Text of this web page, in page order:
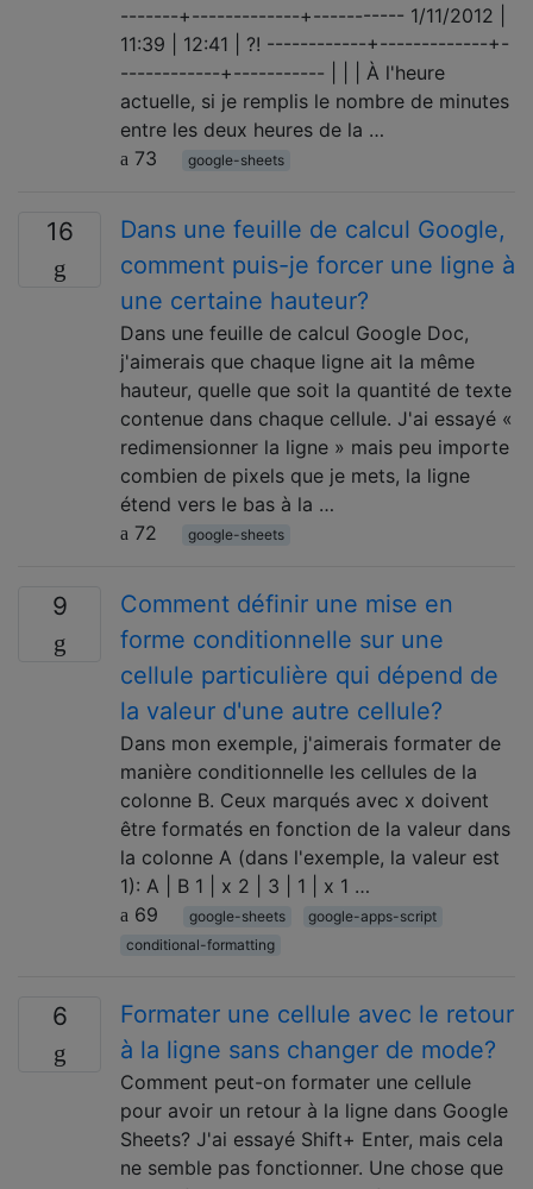
-------+-------------+----------- 1/11/2012 |
11:39 | 12:41 | ?! ------------+-------------+-
------------+----------- | | | À l'heure
actuelle, si je remplis le nombre de minutes
entre les deux heures de la …
73
google-sheets
16
Dans une feuille de calcul Google,
comment puis-je forcer une ligne à
une certaine hauteur?
Dans une feuille de calcul Google Doc,
j'aimerais que chaque ligne ait la même
hauteur, quelle que soit la quantité de texte
contenue dans chaque cellule. J'ai essayé «
redimensionner la ligne » mais peu importe
combien de pixels que je mets, la ligne
étend vers le bas à la …
72
google-sheets
9
Comment définir une mise en
forme conditionnelle sur une
cellule particulière qui dépend de
la valeur d'une autre cellule?
Dans mon exemple, j'aimerais formater de
manière conditionnelle les cellules de la
colonne B. Ceux marqués avec x doivent
être formatés en fonction de la valeur dans
la colonne A (dans l'exemple, la valeur est
1): A | B 1 | x 2 | 3 | 1 | x 1 …
69
google-sheets
google-apps-script
conditional-formatting
6
Formater une cellule avec le retour
à la ligne sans changer de mode?
Comment peut-on formater une cellule
pour avoir un retour à la ligne dans Google
Sheets? J'ai essayé Shift+ Enter, mais cela
ne semble pas fonctionner. Une chose que